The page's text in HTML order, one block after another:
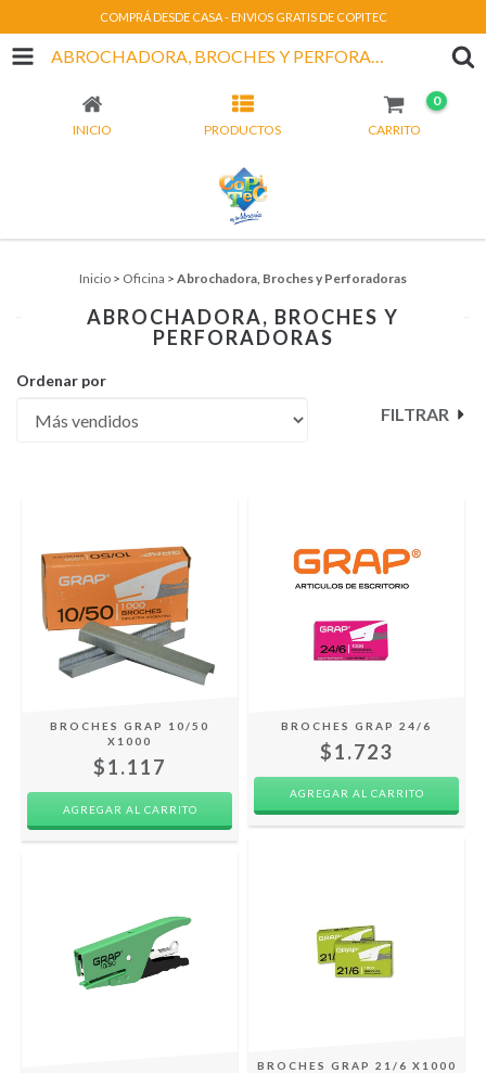
COMPRÁ DESDE CASA - ENVIOS GRATIS DE COPITEC
ABROCHADORA, BROCHES Y PERFORADORAS
INICIO PRODUCTOS CARRITO
0
Inicio > Oficina > Abrochadora, Broches y Perforadoras
ABROCHADORA, BROCHES Y
PERFORADORAS
Ordenar por
FILTRAR
BROCHES GRAP 10/50
X1000
$1.117
BROCHES GRAP 24/6
$1.723
AGREGAR AL CARRITO
BROCHES GRAP 21/6 X1000